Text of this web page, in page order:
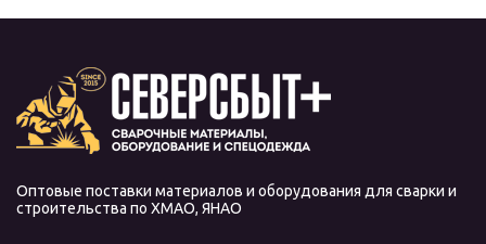
Оптовые поставки материалов и оборудования для сварки и
строительства по ХМАО, ЯНАО